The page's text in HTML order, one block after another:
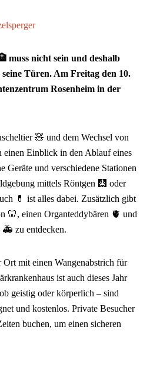
muss nicht sein und deshalb
Türen. Am Freitag den 10.
Rosenheim in der
🧸 und dem Wechsel von
einen Einblick in den Ablauf eines
Geräte und verschiedene Stationen
mittels Röntgen 🩻 oder
💊 ist alles dabei. Zusätzlich gibt
🦷, einen Organteddybären 🫀 und
zu entdecken.
mit einen Wangenabstrich für
ist auch dieses Jahr
geistig oder körperlich – sind
und kostenlos. Private Besucher
buchen, um einen sicheren